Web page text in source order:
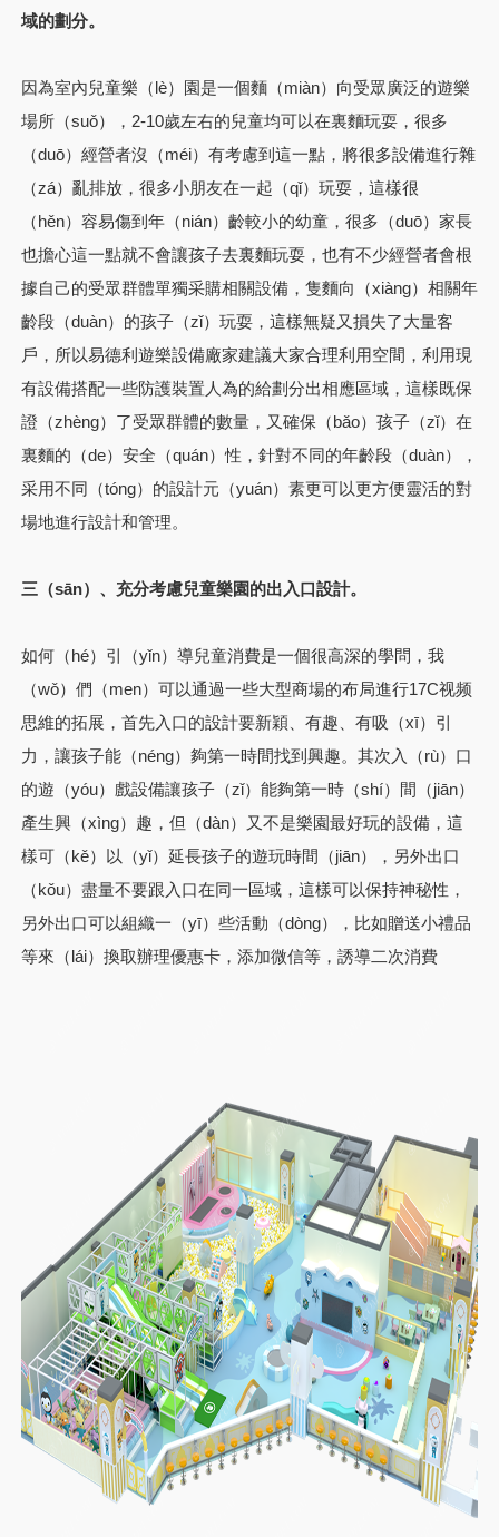
域的劃分。
因為室內兒童樂（lè）園是一個麵（miàn）向受眾廣泛的遊樂
場所（suǒ），2-10歲左右的兒童均可以在裏麵玩耍，很多
（duō）經營者沒（méi）有考慮到這一點，將很多設備進行雜
（zá）亂排放，很多小朋友在一起（qǐ）玩耍，這樣很
（hěn）容易傷到年（nián）齡較小的幼童，很多（duō）家長
也擔心這一點就不會讓孩子去裏麵玩耍，也有不少經營者會根
據自己的受眾群體單獨采購相關設備，隻麵向（xiàng）相關年
齡段（duàn）的孩子（zǐ）玩耍，這樣無疑又損失了大量客
戶，所以易德利遊樂設備廠家建議大家合理利用空間，利用現
有設備搭配一些防護裝置人為的給劃分出相應區域，這樣既保
證（zhèng）了受眾群體的數量，又確保（bǎo）孩子（zǐ）在
裏麵的（de）安全（quán）性，針對不同的年齡段（duàn），
采用不同（tóng）的設計元（yuán）素更可以更方便靈活的對
場地進行設計和管理。
三（sān）、充分考慮兒童樂園的出入口設計。
如何（hé）引（yǐn）導兒童消費是一個很高深的學問，我
（wǒ）們（men）可以通過一些大型商場的布局進行17C视频
思維的拓展，首先入口的設計要新穎、有趣、有吸（xī）引
力，讓孩子能（néng）夠第一時間找到興趣。其次入（rù）口
的遊（yóu）戲設備讓孩子（zǐ）能夠第一時（shí）間（jiān）
產生興（xìng）趣，但（dàn）又不是樂園最好玩的設備，這
樣可（kě）以（yǐ）延長孩子的遊玩時間（jiān），另外出口
（kǒu）盡量不要跟入口在同一區域，這樣可以保持神秘性，
另外出口可以組織一（yī）些活動（dòng），比如贈送小禮品
等來（lái）換取辦理優惠卡，添加微信等，誘導二次消費